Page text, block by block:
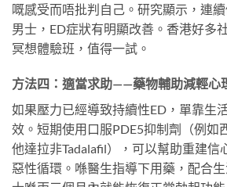
嘅感受而唔批判自己。研究顯示，連
男士，ED症狀有明顯改善。香港好多
冥想體驗班，值得一試。
方法四：適當求助——藥物輔助減輕心
如果壓力已經導致持續性ED，單靠生
效。短期使用口服PDE5抑制劑（例如
他達拉非Tadalafil），可以幫助重建信
惡性循環。喺醫生指導下用藥，配合